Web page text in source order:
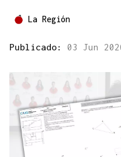
La Región
Publicado: 03 Jun